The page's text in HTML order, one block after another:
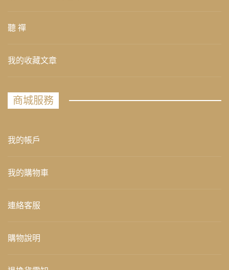
聽 禪
我的收藏文章
商城服務
我的帳戶
我的購物車
連絡客服
購物說明